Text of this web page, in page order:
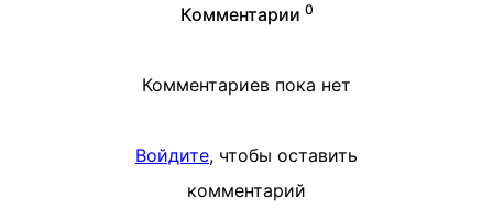
Комментарии 0
Комментариев пока нет
Войдите, чтобы оставить
комментарий